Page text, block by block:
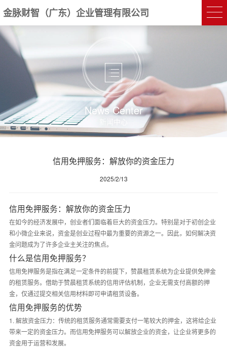
金脉财智（广东）企业管理有限公司
News Center
新闻中心
信用免押服务：解放你的资金压力
2025/2/13
信用免押服务：解放你的资金压力
在如今的经济发展中，创业者们面临着巨大的资金压力。特别是对于初创企业
和小微企业来说，资金是创业过程中最为重要的资源之一。因此，如何解决资
金问题成为了许多企业主关注的焦点。
什么是信用免押服务？
信用免押服务是指在满足一定条件的前提下，赞晨租赁系统为企业提供免押金
的租赁服务。借助于赞晨租赁系统的信用评估机制，企业无需支付高额的押
金，仅通过提交相关信用材料即可申请租赁设备。
信用免押服务的优势
1. 解放资金压力：传统的租赁服务通常需要支付一笔较大的押金，这将给企业
带来一定的资金压力。而信用免押服务可以解放企业的资金，让企业将更多的
资金用于运营和发展。